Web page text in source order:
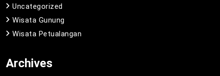
Uncategorized
Wisata Gunung
Wisata Petualangan
Archives